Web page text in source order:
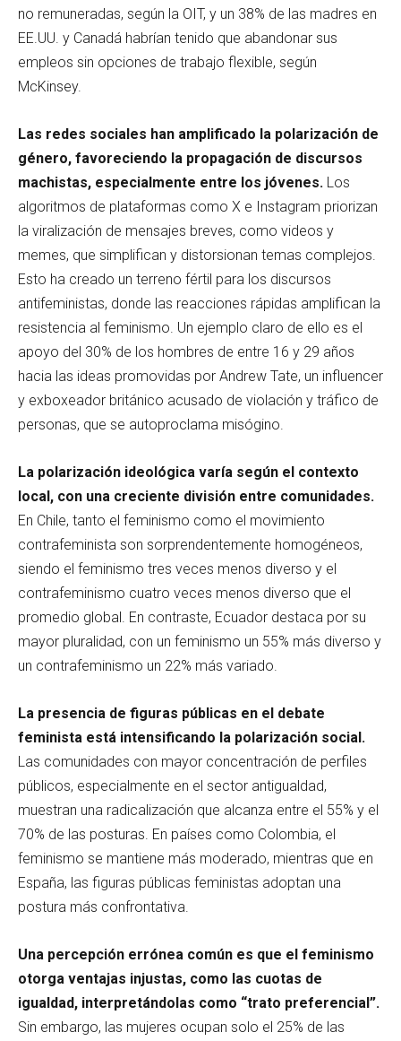
no remuneradas, según la OIT, y un 38% de las madres en
EE.UU. y Canadá habrían tenido que abandonar sus
empleos sin opciones de trabajo flexible, según
McKinsey.
Las redes sociales han amplificado la polarización de
género, favoreciendo la propagación de discursos
machistas, especialmente entre los jóvenes. Los
algoritmos de plataformas como X e Instagram priorizan
la viralización de mensajes breves, como videos y
memes, que simplifican y distorsionan temas complejos.
Esto ha creado un terreno fértil para los discursos
antifeministas, donde las reacciones rápidas amplifican la
resistencia al feminismo. Un ejemplo claro de ello es el
apoyo del 30% de los hombres de entre 16 y 29 años
hacia las ideas promovidas por Andrew Tate, un influencer
y exboxeador británico acusado de violación y tráfico de
personas, que se autoproclama misógino.
La polarización ideológica varía según el contexto
local, con una creciente división entre comunidades.
En Chile, tanto el feminismo como el movimiento
contrafeminista son sorprendentemente homogéneos,
siendo el feminismo tres veces menos diverso y el
contrafeminismo cuatro veces menos diverso que el
promedio global. En contraste, Ecuador destaca por su
mayor pluralidad, con un feminismo un 55% más diverso y
un contrafeminismo un 22% más variado.
La presencia de figuras públicas en el debate
feminista está intensificando la polarización social.
Las comunidades con mayor concentración de perfiles
públicos, especialmente en el sector antigualdad,
muestran una radicalización que alcanza entre el 55% y el
70% de las posturas. En países como Colombia, el
feminismo se mantiene más moderado, mientras que en
España, las figuras públicas feministas adoptan una
postura más confrontativa.
Una percepción errónea común es que el feminismo
otorga ventajas injustas, como las cuotas de
igualdad, interpretándolas como “trato preferencial”.
Sin embargo, las mujeres ocupan solo el 25% de las